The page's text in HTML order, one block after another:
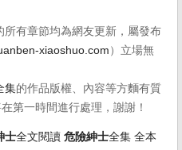
所有章節均為網友更新，屬發布
xiaoshuo.com ）立場無
集的作品版權、內容等方麵有質
第一時間進行處理，謝謝！
士全文閱讀 危險紳士全集 全本